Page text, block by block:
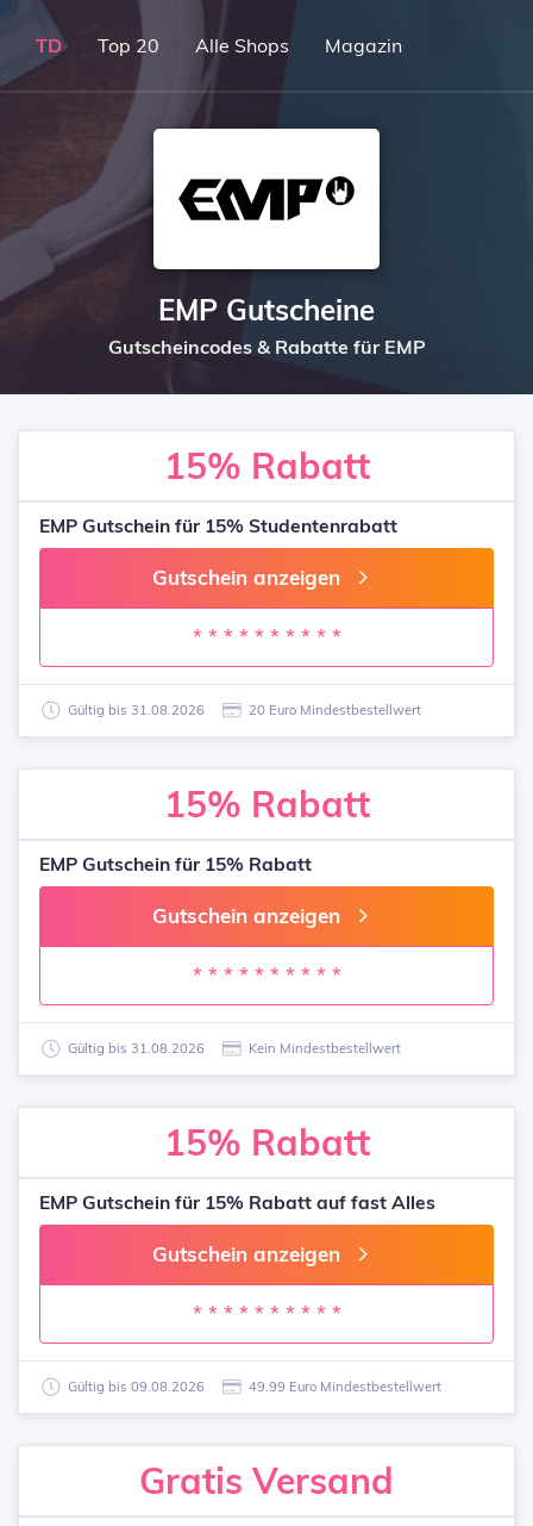
TD Top 20 Alle Shops Magazin
EMP Gutscheine
Gutscheincodes & Rabatte für EMP
15% Rabatt
EMP Gutschein für 15% Studentenrabatt
Gutschein anzeigen
* * * * * * * * * *
Gültig bis 31.08.2026 20 Euro Mindestbestellwert
15% Rabatt
EMP Gutschein für 15% Rabatt
Gutschein anzeigen
* * * * * * * * * *
Gültig bis 31.08.2026 Kein Mindestbestellwert
15% Rabatt
EMP Gutschein für 15% Rabatt auf fast Alles
Gutschein anzeigen
* * * * * * * * * *
Gültig bis 09.08.2026 49.99 Euro Mindestbestellwert
Gratis Versand